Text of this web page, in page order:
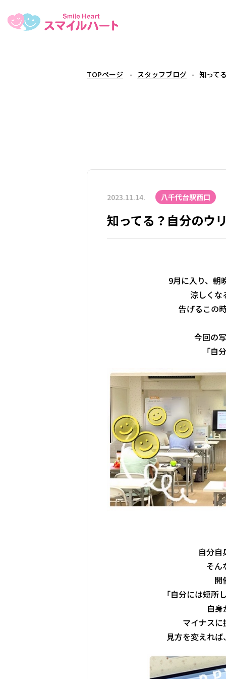
TOPページ スタッフブログ 知って
2023.11.14. 八千代台駅西口
知ってる？自分のウ
9月に入り、朝
涼しくな
告げるこの
今回の
「自
自分自
そん
開
「自分には短
自
マイナス
見方を変えれ